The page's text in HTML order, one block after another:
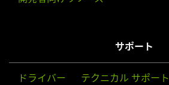
サポート
ドライバー テクニカル サポート